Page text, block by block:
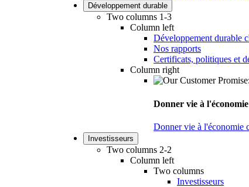
Développement durable
Two columns 1-3
Column left
Développement durable
Nos rapports
Certificats, politiques et
Column right
Donner vie à
Donner vie à l'économie
Investisseurs
Two columns 2-2
Column left
Two columns
Investisseurs